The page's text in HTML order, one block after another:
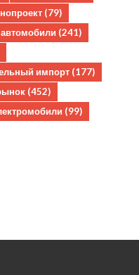
(79)
автомобили (241)
импорт (177)
(452)
(99)